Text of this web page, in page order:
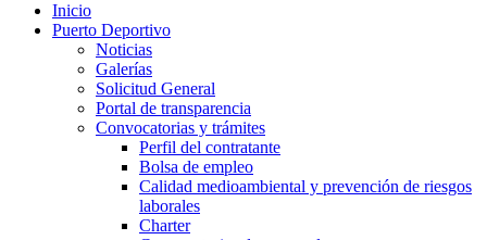
Inicio
Puerto Deportivo
Noticias
Galerías
Solicitud General
Portal de transparencia
Convocatorias y trámites
Perfil del contratante
Bolsa de empleo
Calidad medioambiental y prevención de riesgos
laborales
Charter